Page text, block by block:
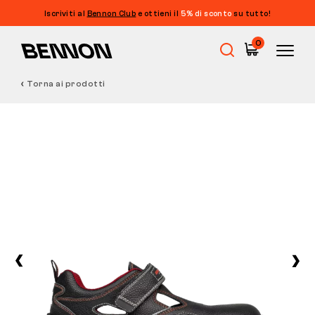
Iscriviti al Bennon Club e ottieni il 5% di sconto su tutto!
0
Calzature casual
Torna ai prodotti